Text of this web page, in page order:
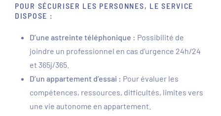
POUR SÉCURISER LES PERSONNES, LE SERVICE
DISPOSE :
D’une astreinte téléphonique : Possibilité de
joindre un professionnel en cas d’urgence 24h/24
et 365j/365.
D’un appartement d’essai : Pour évaluer les
compétences, ressources, difficultés, limites vers
une vie autonome en appartement.